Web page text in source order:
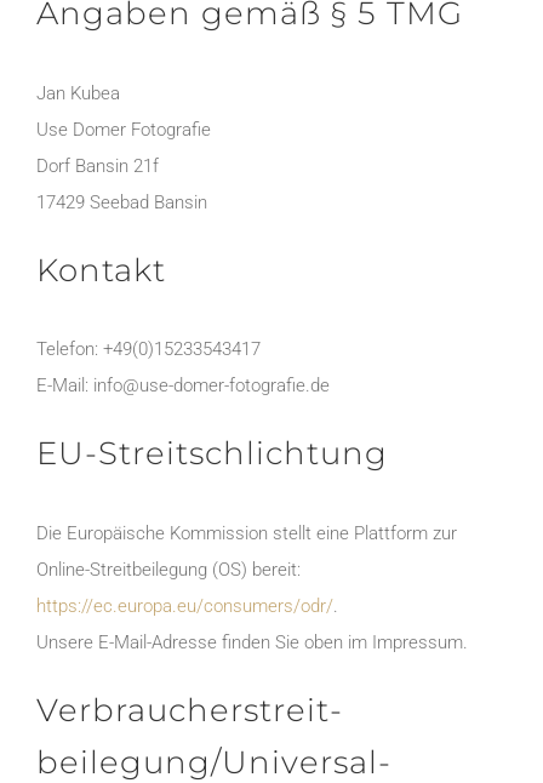
Angaben gemäß § 5 TMG
Jan Kubea
Use Domer Fotografie
Dorf Bansin 21f
17429 Seebad Bansin
Kontakt
Telefon: +49(0)15233543417
E-Mail: info@use-domer-fotografie.de
EU-Streitschlichtung
Die Europäische Kommission stellt eine Plattform zur
Online-Streitbeilegung (OS) bereit:
https://ec.europa.eu/consumers/odr/.
Unsere E-Mail-Adresse finden Sie oben im Impressum.
Verbraucher­streit­
beilegung/Universal­